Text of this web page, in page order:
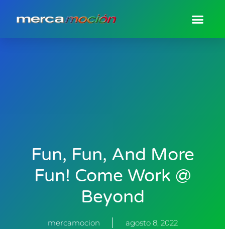
Fun, Fun, And More
Fun! Come Work @
Beyond
mercamocion agosto 8, 2022